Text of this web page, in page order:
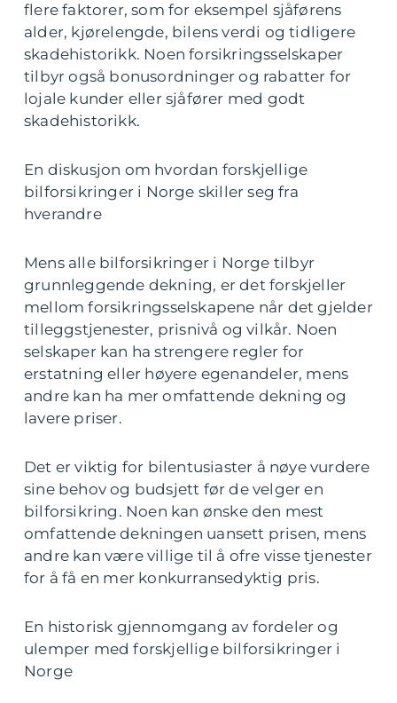
flere faktorer, som for eksempel sjåførens
alder, kjørelengde, bilens verdi og tidligere
skadehistorikk. Noen forsikringsselskaper
tilbyr også bonusordninger og rabatter for
lojale kunder eller sjåfører med godt
skadehistorikk.
En diskusjon om hvordan forskjellige
bilforsikringer i Norge skiller seg fra
hverandre
Mens alle bilforsikringer i Norge tilbyr
grunnleggende dekning, er det forskjeller
mellom forsikringsselskapene når det gjelder
tilleggstjenester, prisnivå og vilkår. Noen
selskaper kan ha strengere regler for
erstatning eller høyere egenandeler, mens
andre kan ha mer omfattende dekning og
lavere priser.
Det er viktig for bilentusiaster å nøye vurdere
sine behov og budsjett før de velger en
bilforsikring. Noen kan ønske den mest
omfattende dekningen uansett prisen, mens
andre kan være villige til å ofre visse tjenester
for å få en mer konkurransedyktig pris.
En historisk gjennomgang av fordeler og
ulemper med forskjellige bilforsikringer i
Norge